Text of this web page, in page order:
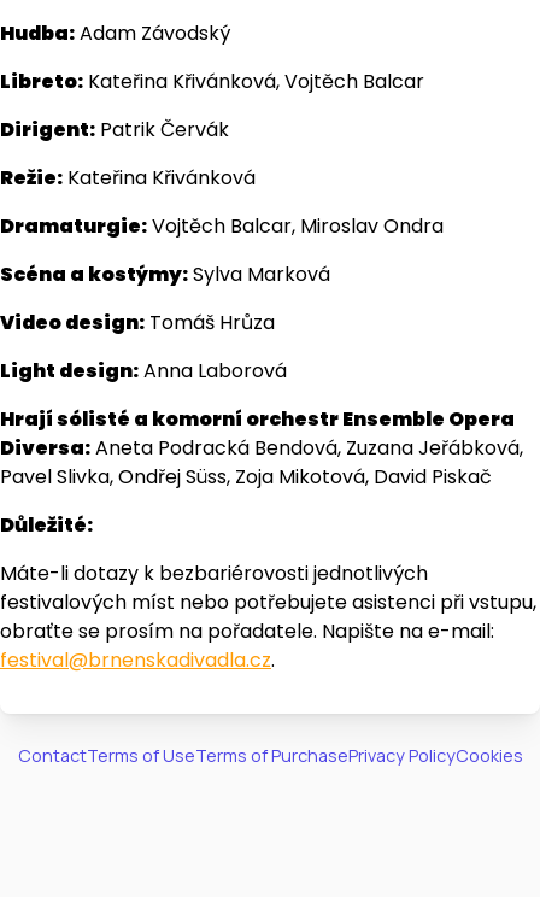
Hudba:Adam Závodský
Libreto: Kateřina Křivánková, Vojtěch Balcar
Dirigent: Patrik Červák
Režie: Kateřina Křivánková
Dramaturgie:Vojtěch Balcar, Miroslav Ondra
Scéna a kostýmy:Sylva Marková
Video design: Tomáš Hrůza
Light design:Anna Laborová
Hrají sólisté a komorní orchestr Ensemble Opera
Diversa:Aneta Podracká Bendová, Zuzana Jeřábková,
Pavel Slivka, Ondřej Süss, Zoja Mikotová, David Piskač
Důležité:
Máte-li dotazy k bezbariérovosti jednotlivých
festivalových míst nebo potřebujete asistenci při vstupu,
obraťte se prosím na pořadatele. Napište na e-mail:
festival@brnenskadivadla.cz.
ContactTerms of UseTerms of PurchasePrivacy PolicyCookies